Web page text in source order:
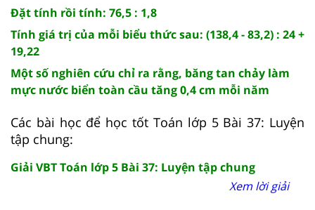
Đặt tính rồi tính: 76,5 : 1,8
Tính giá trị của mỗi biểu thức sau: (138,4 - 83,2) : 24 +
19,22
Một số nghiên cứu chỉ ra rằng, băng tan chảy làm
mực nước biển toàn cầu tăng 0,4 cm mỗi năm
Các bài học để học tốt Toán lớp 5 Bài 37: Luyện
tập chung:
Giải VBT Toán lớp 5 Bài 37: Luyện tập chung
Xem lời giải